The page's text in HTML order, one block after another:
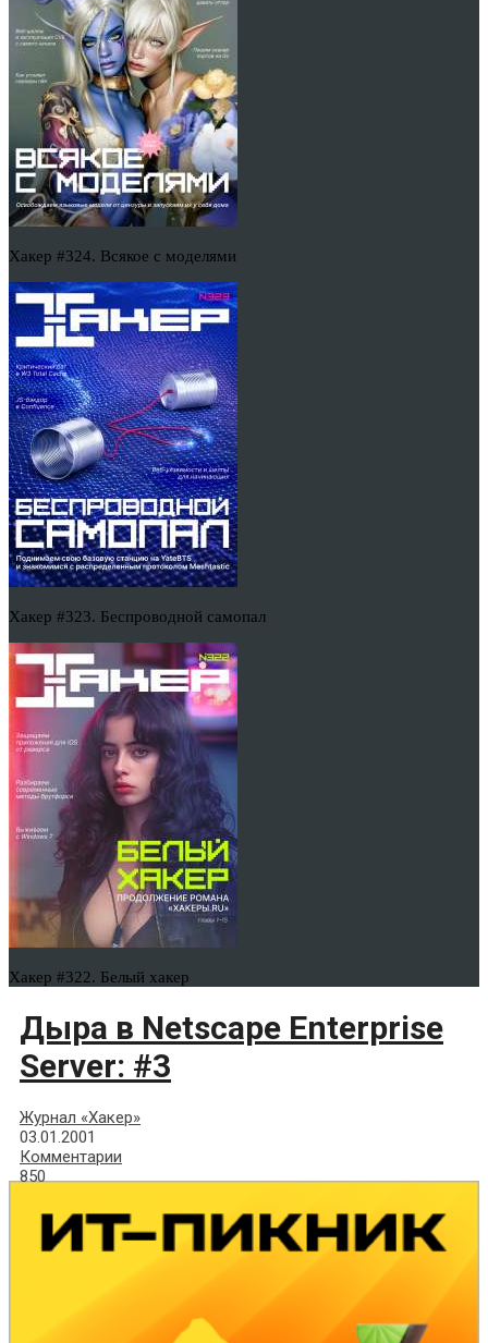
Хакер #324. Всякое с моделями
Хакер #323. Беспроводной самопал
Хакер #322. Белый хакер
Дыра в Netscape Enterprise
Server: #3
Журнал «Хакер»
03.01.2001
Комментарии
850